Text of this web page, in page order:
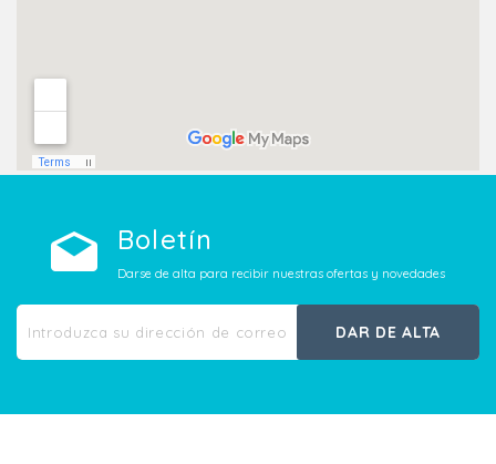
Boletín
Darse de alta para recibir nuestras ofertas y novedades
DAR DE ALTA